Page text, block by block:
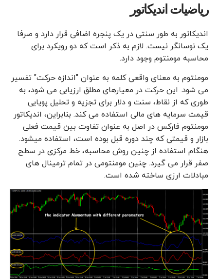
ریاضیات اندیکاتور
اندیکاتور به طور سنتی در یک پنجره اضافی قرار دارد و صرفا
یک نوسانگر نیست. لازم به ذکر است که دو رویکرد برای
محاسبه مومنتوم وجود دارد.
مومنتوم به معنای واقعی کلمه به عنوان "اندازه حرکت" تفسیر
می شود. این حرکت در معیارهای مطلق ارزیابی می شود، به
طوری که از نقاط، سنت و دلار برای تجزیه و تحلیل پویایی
قیمت سرمایه های مالی استفاده می کند. بنابراین، اندیکاتور
مومنتوم فارکس در اصل به عنوان تفاوت بین قیمت فعلی
بازار و قیمتی که چند دوره قبل بوده است، استفاده میشود.
هنگام استفاده از چنین روش محاسبه، خط مرکزی در سطح
صفر قرار می گیرد. چنین مومنتومی در تمام ترمینال های
مبادلات ارزی ساخته شده است.